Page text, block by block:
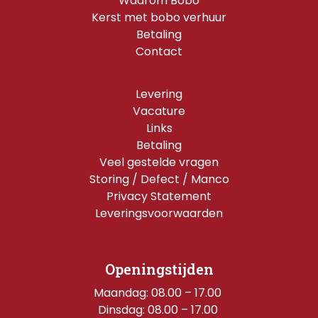
Kerst met bobo verhuur
Betaling
Contact
Levering
Vacature
Links
Betaling
Veel gestelde vragen
Storing / Defect / Manco
Privacy Statement
Leveringsvoorwaarden
Openingstijden
Maandag: 08.00 – 17.00
Dinsdag: 08.00 – 17.00